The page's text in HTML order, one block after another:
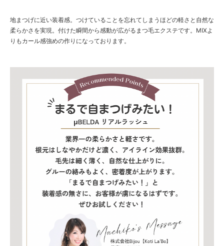
地まつげに近い装着感。つけていることを忘れてしまうほどの軽さと自然な
柔らかさを実現。付けた瞬間から感動が広がるまつ毛エクステです。MIXよ
りもカール感強めの作りになっております。